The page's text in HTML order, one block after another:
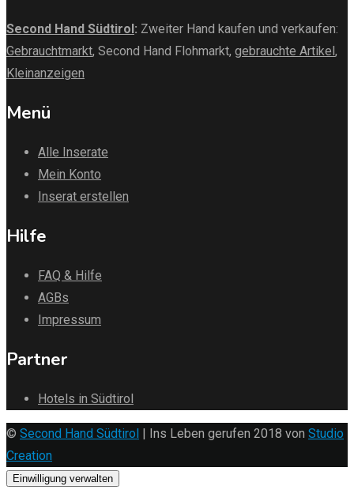
Second Hand Südtirol : Zweiter Hand kaufen und verkaufen:
Gebrauchtmarkt, Second Hand Flohmarkt, gebrauchte Artikel ,
Kleinanzeigen
Menü
Alle Inserate
Mein Konto
Inserat erstellen
Hilfe
FAQ & Hilfe
AGBs
Impressum
Partner
Hotels in Südtirol
© Second Hand Südtirol | Ins Leben gerufen 2018 von Studio
Creation
Einwilligung verwalten